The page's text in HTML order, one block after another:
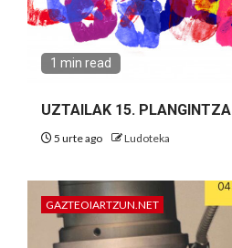
1 min read
UZTAILAK 15. PLANGINTZA
5 urte ago Ludoteka
GAZTEOIARTZUN.NET